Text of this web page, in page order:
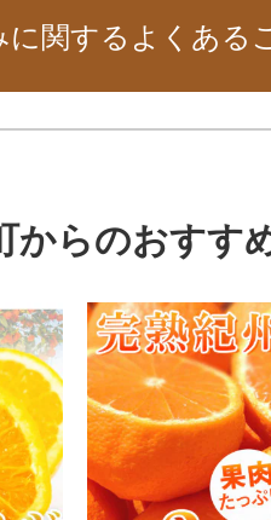
に関するよくある
からのおすす